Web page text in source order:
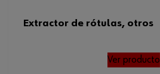
Extractor de rótulas, otros
Ver producto